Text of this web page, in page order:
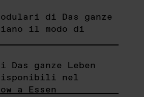
di Das ganze
il modo di
ganze Leben
nel
a Essen